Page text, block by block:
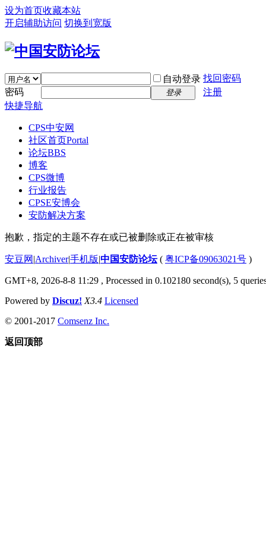
设为首页收藏本站
开启辅助访问 切换到宽版
自动登录 找回密码
密码
登录
注册
快捷导航
CPS中安网
社区首页Portal
论坛BBS
博客
CPS微博
行业报告
CPSE安博会
安防解决方案
抱歉，指定的主题不存在或已被删除或正在被审核
安豆网 |Archiver|手机版|中国安防论坛( 粤ICP备09063021号 )
GMT+8, 2026-8-8 11:29 , Processed in 0.102180 second(s), 5
Powered by Discuz! X3.4 Licensed
© 2001-2017 Comsenz Inc.
返回顶部